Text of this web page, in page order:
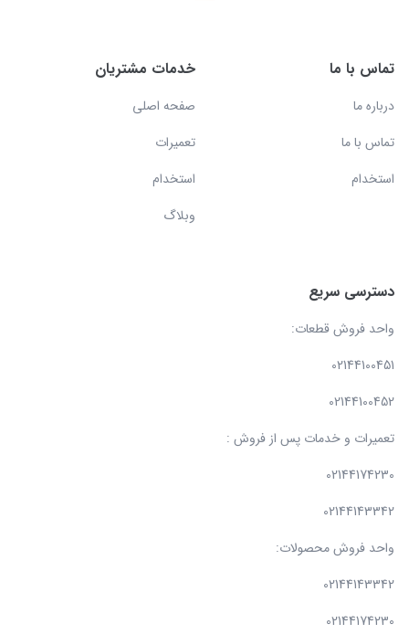
تماس با ما
درباره ما
تماس با ما
استخدام
خدمات مشتریان
صفحه اصلی
تعمیرات
استخدام
وبلاگ
دسترسی سریع
واحد فروش قطعات:
02144100451
02144100452
تعمیرات و خدمات پس از فروش :
02144174230
02144143342
واحد فروش محصولات:
02144143342
02144174230